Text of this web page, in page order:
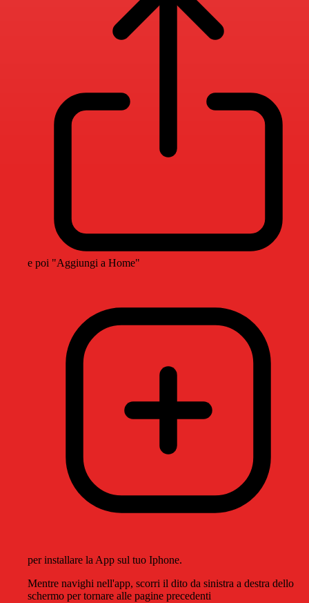
e poi "Aggiungi a Home"
per installare la App sul tuo Iphone.
Mentre navighi nell'app, scorri il dito da sinistra a destra dello
schermo per tornare alle pagine precedenti